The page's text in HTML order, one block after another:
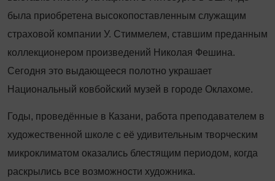
была приобретена высокопоставленным служащим
страховой компании У. Стиммелем, ставшим преданным
коллекционером произведений Николая Фешина.
Сегодня это выдающееся полотно украшает
Национальный ковбойский музей в городе Оклахоме.
Годы, проведённые в Казани, работа преподавателем в
художественной школе с её удивительным творческим
микроклиматом оказались блестящим периодом, когда
раскрылись все возможности художника.